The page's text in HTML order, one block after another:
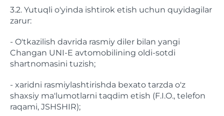
3.2. Yutuqli o'yinda ishtirok etish uchun quyidagilar
zarur:
- O'tkazilish davrida rasmiy diler bilan yangi
Changan UNI-E avtomobilining oldi-sotdi
shartnomasini tuzish;
- xaridni rasmiylashtirishda bexato tarzda o'z
shaxsiy ma'lumotlarni taqdim etish (F.I.O., telefon
raqami, JSHSHIR);